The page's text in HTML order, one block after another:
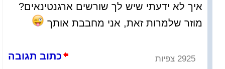
איך לא ידעתי שיש לך שורשים ארגנטינאים?
מוזר שלמרות זאת, אני מחבבת אותך
כתוב תגובה 2925 צפיות